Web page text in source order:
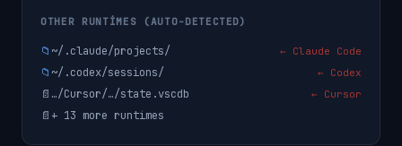
OTHER RUNTIMES (AUTO-DETECTED)
📁 ~/.claude/projects/ ← Claude Code
📁 ~/.codex/sessions/ ← Codex
📄 …/Cursor/…/state.vscdb ← Cursor
📄 + 13 more runtimes